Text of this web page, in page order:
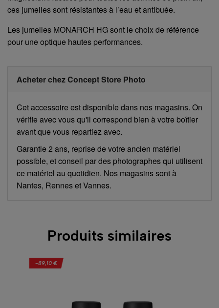
ces jumelles sont résistantes à l’eau et antibuée.
Les jumelles MONARCH HG sont le choix de référence
pour une optique hautes performances.
Acheter chez Concept Store Photo
Cet accessoire est disponible dans nos magasins. On
vérifie avec vous qu'il correspond bien à votre boîtier
avant que vous repartiez avec.
Garantie 2 ans, reprise de votre ancien matériel
possible, et conseil par des photographes qui utilisent
ce matériel au quotidien. Nos magasins sont à
Nantes, Rennes et Vannes.
Produits similaires
-89,10 €